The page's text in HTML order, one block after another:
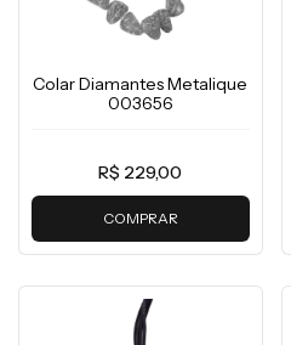
Colar Diamantes Metalique
003656
R$ 229,00
COMPRAR